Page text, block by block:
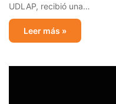
UDLAP, recibió una…
Leer más »